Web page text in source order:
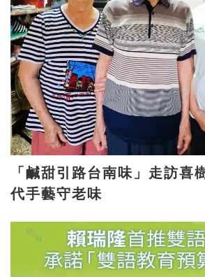
「鹹甜引路台南味」走訪喜樹 義美香傳
代手藝守老味